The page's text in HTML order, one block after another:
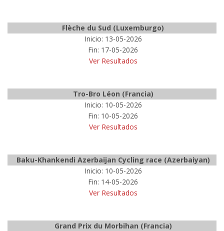
Flèche du Sud (Luxemburgo)
Inicio: 13-05-2026
Fin: 17-05-2026
Ver Resultados
Tro-Bro Léon (Francia)
Inicio: 10-05-2026
Fin: 10-05-2026
Ver Resultados
Baku-Khankendi Azerbaijan Cycling race (Azerbaiyan)
Inicio: 10-05-2026
Fin: 14-05-2026
Ver Resultados
Grand Prix du Morbihan (Francia)